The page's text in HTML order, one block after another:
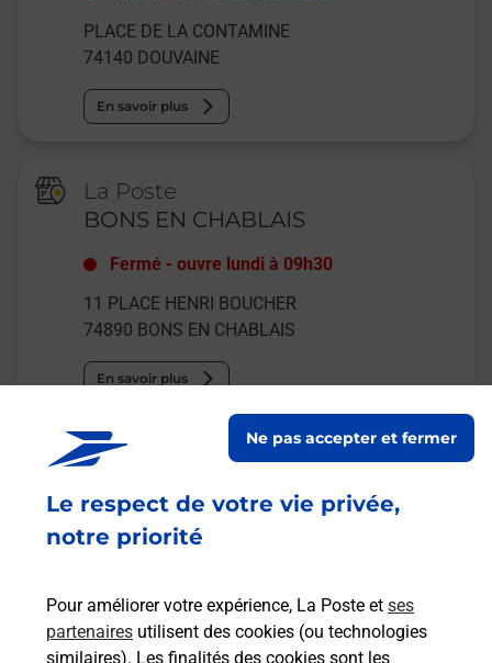
Le respect de votre vie privée,
notre priorité
Pour améliorer votre expérience, La Poste et ses
partenaires utilisent des cookies (ou technologies
similaires). Les finalités des cookies sont les
Ne pas accepter et fermer
PLACE DE LA CONTAMINE
74140 DOUVAINE
En savoir plus
La Poste
BONS EN CHABLAIS
Fermé -ouvre lundi à 09h30
11 PLACE HENRI BOUCHER
74890 BONS EN CHABLAIS
En savoir plus
Malin !
La Poste
en ligne
En savoir plus